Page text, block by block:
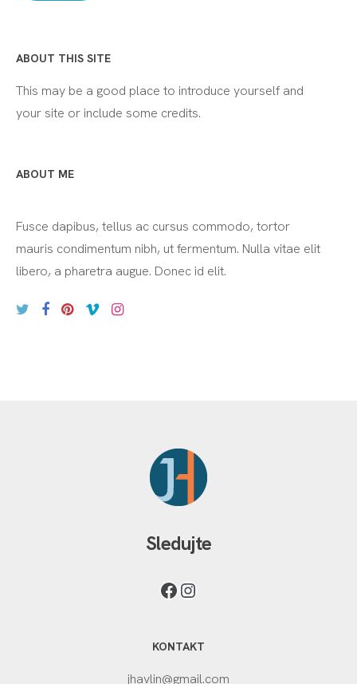
ABOUT THIS SITE
This may be a good place to introduce yourself and
your site or include some credits.
ABOUT ME
Fusce dapibus, tellus ac cursus commodo, tortor
mauris condimentum nibh, ut fermentum. Nulla vitae elit
libero, a pharetra augue. Donec id elit.
Sledujte
KONTAKT
jhavlin@gmail.com